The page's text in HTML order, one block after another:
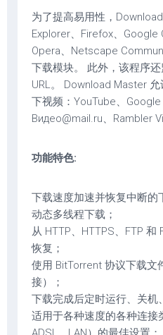
为了提高易用性，
Explorer、Firefox、Google
Opera、Netscape
下载模块。 此外，该程序
URL。 Download Master
下视频：YouTube、Google
Видео@mail.ru、Rambler
功能特色:
下载速度加速并恢复中断的
动态多线程下载；
从 HTTP、HTTPS、FTP
恢复；
使用 BitTorrent 协议下载文
接）；
下载完成后定时运行、关机
适用于各种速度的各种连接